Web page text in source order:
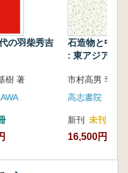
の羽柴秀吉
樹 著
石造物と中世
: 東アジアと
高志書院
新刊 未刊
16,500円